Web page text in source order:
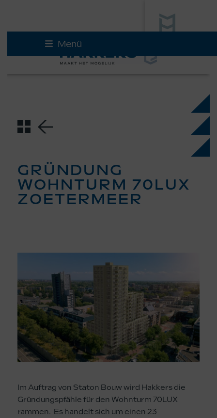
Menü
GRÜNDUNG
WOHNTURM 70LUX
ZOETERMEER
Im Auftrag von Staton Bouw wird Hakkers die
Gründungspfähle für den Wohnturm 70LUX
rammen. Es handelt sich um einen 23